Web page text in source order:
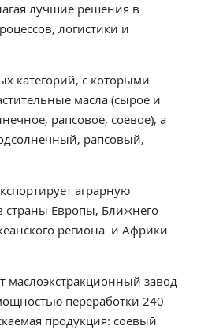
лучшие решения в
логистики и
категорий, с которыми
масла (сырое и
рапсовое, соевое), а
рапсовый,
аграрную
Европы, Ближнего
региона и Африки
маслоэкстракционный завод
переработки 240
продукция: соевый